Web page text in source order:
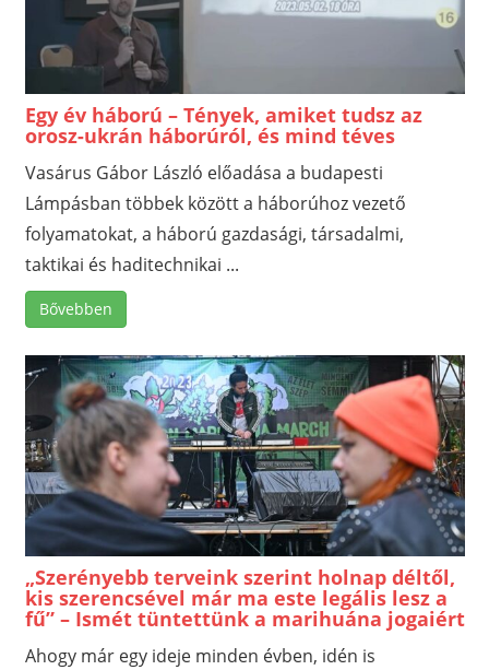
Egy év háború – Tények, amiket tudsz az
orosz-ukrán háborúról, és mind téves
Vasárus Gábor László előadása a budapesti
Lámpásban többek között a háborúhoz vezető
folyamatokat, a háború gazdasági, társadalmi,
taktikai és haditechnikai ...
Bővebben
„Szerényebb terveink szerint holnap déltől,
kis szerencsével már ma este legális lesz a
fű” – Ismét tüntettünk a marihuána jogaiért
Ahogy már egy ideje minden évben, idén is